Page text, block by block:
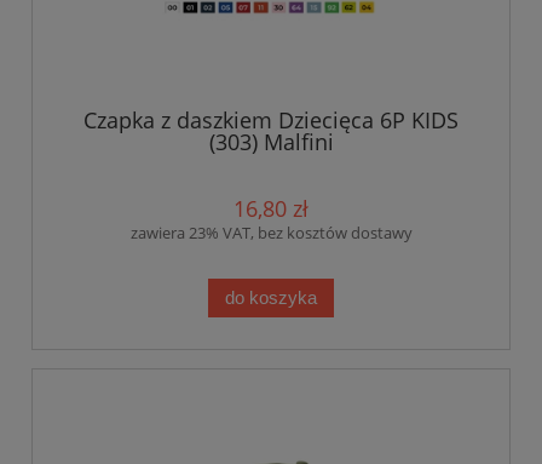
Czapka z daszkiem Dziecięca 6P KIDS
(303) Malfini
16,80 zł
zawiera 23% VAT, bez kosztów dostawy
do koszyka